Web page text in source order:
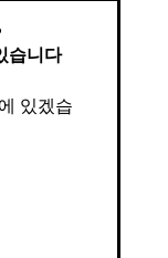
습니다
있겠습